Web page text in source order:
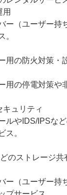
用
ー（ユーザー持
。
の防火対策・
用の停電対策や
ュリティ
ルやIDS/IPSな
ス。
のストレージ共
ー（ユーザー持